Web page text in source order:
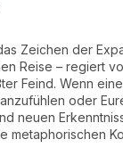
Zeichen der
Reise – regiert
Feind. Wenn
oder
neuen
metaphorischen